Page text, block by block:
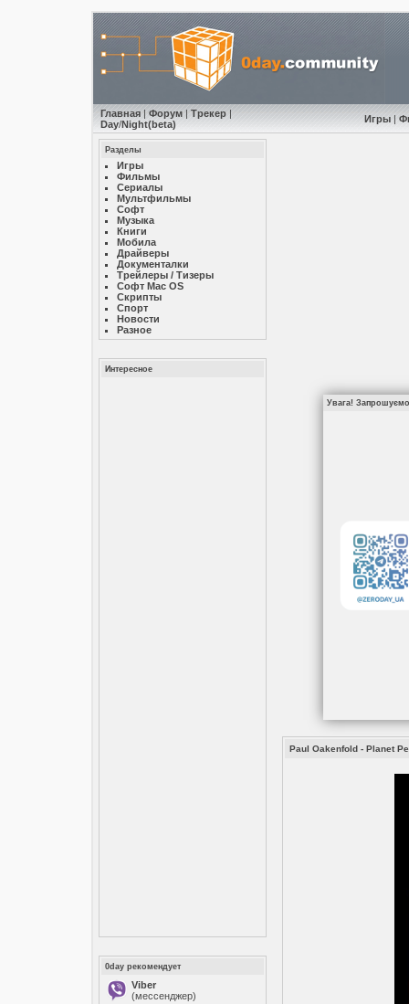
Главная| Форум| Трекер|
Day/Night(beta) Игры|
Разделы
Игры
Фильмы
Сериалы
Мультфильмы
Софт
Музыкa
Книги
Мобила
Драйверы
Документалки
Трейлеры / Тизеры
Софт Mac OS
Скрипты
Спорт
Новости
Разное
Интересное
0day рекомендует
Viber
(мессенджер)
Увага! Запрошуємо
Paul Oakenfold - Planet